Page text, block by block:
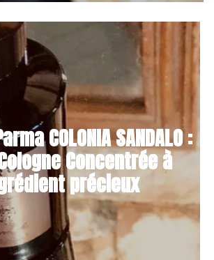
COLONIA SANDALO :
Concentrée à
précieux